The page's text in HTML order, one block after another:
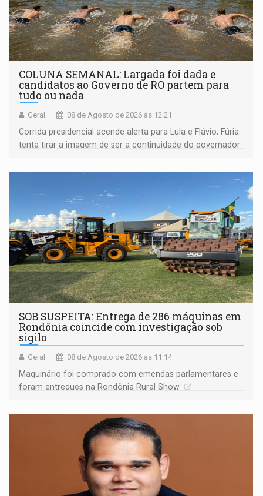
COLUNA SEMANAL: Largada foi dada e
candidatos ao Governo de RO partem para
tudo ou nada
Geral 08 de Agosto de 2026 às 12:21
Corrida presidencial acende alerta para Lula e Flávio; Fúria
tenta tirar a imagem de ser a continuidade do governador
não ter entrado no modo eleição; ABAV faz evento em
SOB SUSPEITA: Entrega de 286 máquinas em
Rondônia coincide com investigação sob
sigilo
Geral 08 de Agosto de 2026 às 11:14
Maquinário foi comprado com emendas parlamentares e
foram entregues na Rondônia Rural Show